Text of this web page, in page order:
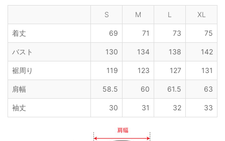
S M L XL
着丈 69 71 73 75
バスト 130 134 138 142
裾周り 119 123 127 131
肩幅 58.5 60 61.5 63
袖丈 30 31 32 33